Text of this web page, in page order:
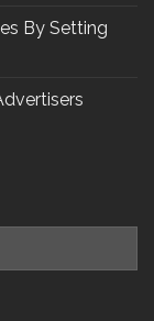
By Setting